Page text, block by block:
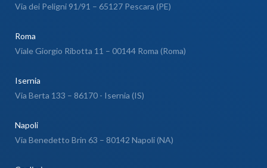
Via dei Peligni 91/91 – 65127 Pescara (PE)
Roma
Viale Giorgio Ribotta 11 – 00144 Roma (Roma)
Isernia
Via Berta 133 – 86170 - Isernia (IS)
Napoli
Via Benedetto Brin 63 – 80142 Napoli (NA)